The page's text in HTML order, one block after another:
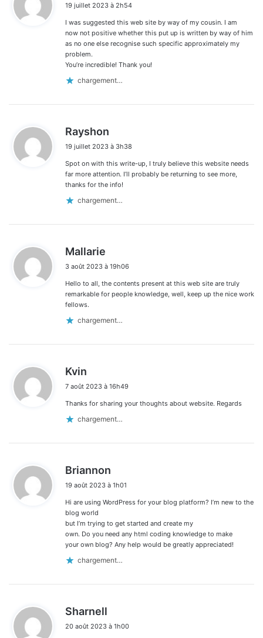
t
:
19 juillet 2023 à 2h54
I was suggested this web site by way of my cousin. I am
now not positive whether this put up is written by way of him
as no one else recognise such specific approximately my
problem.
You’re incredible! Thank you!
chargement…
Rayshon
t
:
19 juillet 2023 à 3h38
Spot on with this write-up, I truly believe this website needs
far more attention. I’ll probably be returning to see more,
thanks for the info!
chargement…
Mallarie
t
:
3 août 2023 à 19h06
Hello to all, the contents present at this web site are truly
remarkable for people knowledge, well, keep up the nice work
fellows.
chargement…
Kvin
t
7 août 2023 à 16h49
Thanks for sharing your thoughts about website. Regards
chargement…
Briannon
19 août 2023 à 1h01
Hi are using WordPress for your blog platform? I’m new to the
blog world
but I’m trying to get started and create my
own. Do you need any html coding knowledge to make
your own blog? Any help would be greatly appreciated!
chargement…
Sharnell
t
20 août 2023 à 1h00